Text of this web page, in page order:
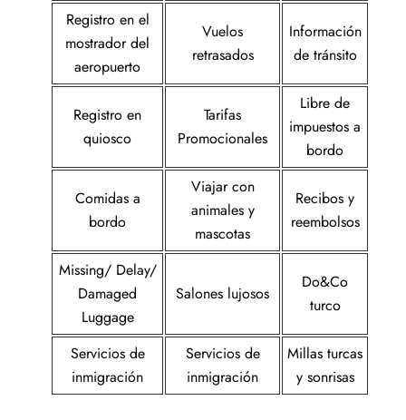
Registro en el
mostrador del
aeropuerto
Vuelos
retrasados
Información
de tránsito
Registro en
quiosco
Tarifas
Promocionales
Libre de
impuestos a
bordo
Comidas a
bordo
Viajar con
animales y
mascotas
Recibos y
reembolsos
Missing/ Delay/
Damaged
Luggage
Salones lujosos
Do&Co
turco
Servicios de
inmigración
Servicios de
inmigración
Millas turcas
y sonrisas